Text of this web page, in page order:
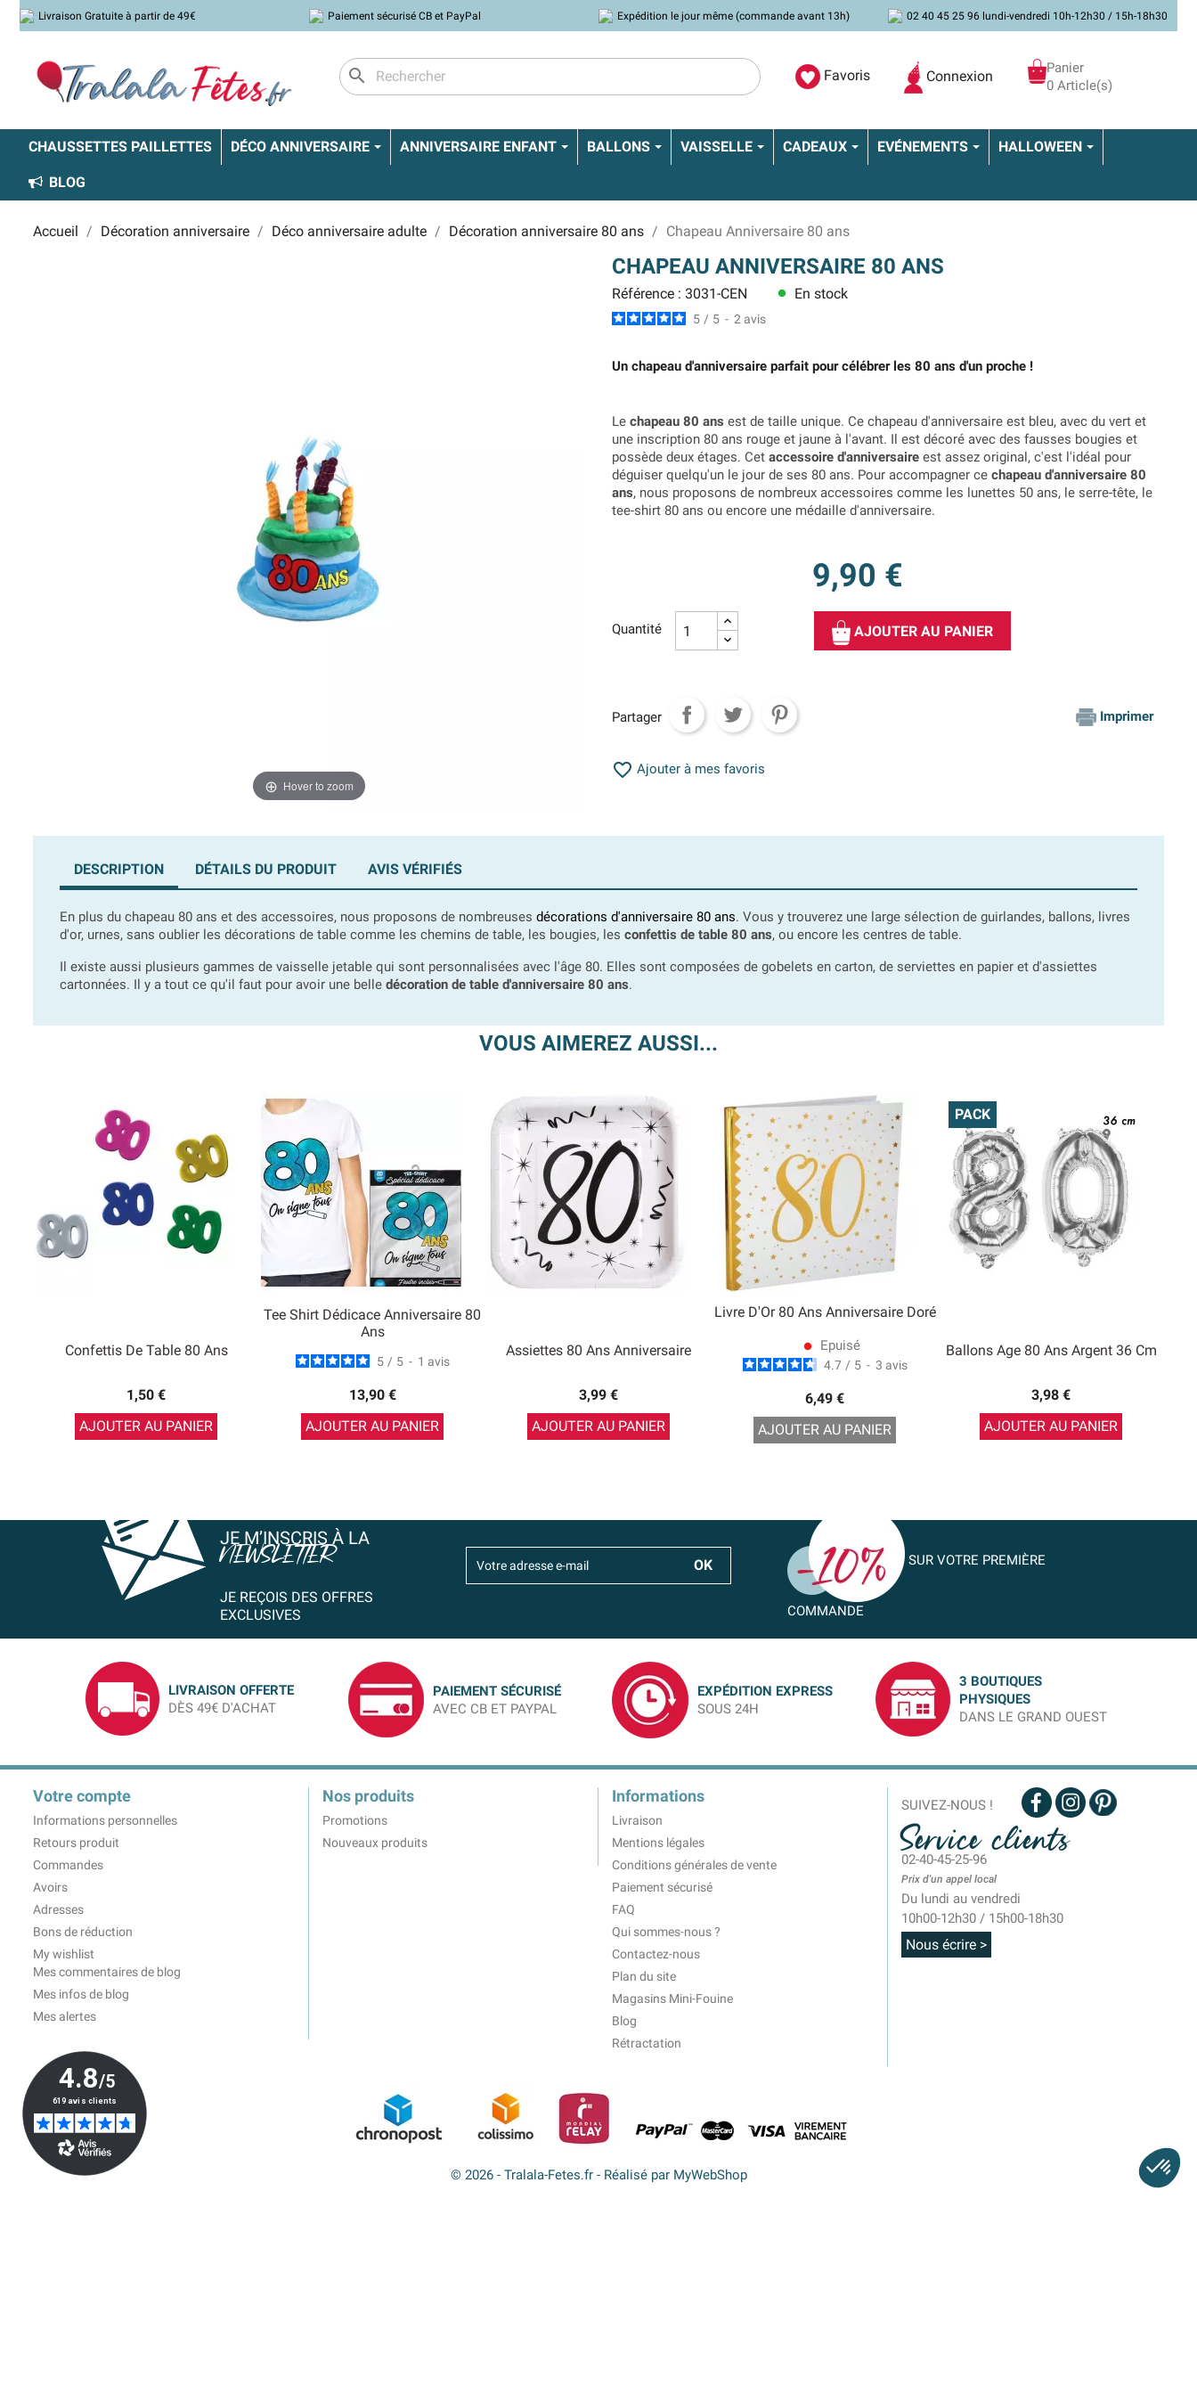
Livraison Gratuite à partir de 49€ Paiement sécurisé CB et PayPal Expédition le jour même (commande avant 13h) 02 40 45 25 96 lundi-vendredi 10h-12h30 / 15h-18h30
search Favoris Connexion
Panier
0 Article(s)
CHAUSSETTES PAILLETTES DÉCO ANNIVERSAIRE ANNIVERSAIRE ENFANT BALLONS VAISSELLE CADEAUX EVÉNEMENTS HALLOWEEN
BLOG
Accueil Décoration anniversaire Déco anniversaire adulte Décoration anniversaire 80 ans Chapeau Anniversaire 80 ans
Hover to zoom
CHAPEAU ANNIVERSAIRE 80 ANS
Référence : 3031-CEN lens En stock
5 / 5 - 2 avis
Un chapeau d'anniversaire parfait pour célébrer les 80 ans d'un proche !
Le chapeau 80 ans est de taille unique. Ce chapeau d'anniversaire est bleu, avec du vert et
une inscription 80 ans rouge et jaune à l'avant. Il est décoré avec des fausses bougies et
possède deux étages. Cet accessoire d'anniversaire est assez original, c'est l'idéal pour
déguiser quelqu'un le jour de ses 80 ans. Pour accompagner ce chapeau d'anniversaire 80
ans, nous proposons de nombreux accessoires comme les lunettes 50 ans, le serre-tête, le
tee-shirt 80 ans ou encore une médaille d'anniversaire.
9,90 €
Quantité AJOUTER AU PANIER
Partager Imprimer
 Ajouter à mes favoris
DESCRIPTION DÉTAILS DU PRODUIT AVIS VÉRIFIÉS
En plus du chapeau 80 ans et des accessoires, nous proposons de nombreuses décorations d'anniversaire 80 ans. Vous y trouverez une large sélection de guirlandes, ballons, livres
d'or, urnes, sans oublier les décorations de table comme les chemins de table, les bougies, les confettis de table 80 ans, ou encore les centres de table.
Il existe aussi plusieurs gammes de vaisselle jetable qui sont personnalisées avec l'âge 80. Elles sont composées de gobelets en carton, de serviettes en papier et d'assiettes
cartonnées. Il y a tout ce qu'il faut pour avoir une belle décoration de table d'anniversaire 80 ans.
VOUS AIMEREZ AUSSI...
Confettis De Table 80 Ans
1,50 €
AJOUTER AU PANIER
Tee Shirt Dédicace Anniversaire 80
Ans
5 / 5 - 1 avis
13,90 €
AJOUTER AU PANIER
Assiettes 80 Ans Anniversaire
3,99 €
AJOUTER AU PANIER
Livre D'Or 80 Ans Anniversaire Doré
lens Epuisé
4.7 / 5 - 3 avis
6,49 €
AJOUTER AU PANIER
Ballons Age 80 Ans Argent 36 Cm
3,98 €
AJOUTER AU PANIER
PACK
JE M’INSCRIS À LA
NEWSLETTER
JE REÇOIS DES OFFRES
EXCLUSIVES
SUR VOTRE PREMIÈRE
COMMANDE
LIVRAISON OFFERTE
DÈS 49€ D'ACHAT
PAIEMENT SÉCURISÉ
AVEC CB ET PAYPAL
EXPÉDITION EXPRESS
SOUS 24H
3 BOUTIQUES
PHYSIQUES
DANS LE GRAND OUEST
Votre compte
Informations personnelles
Retours produit
Commandes
Avoirs
Adresses
Bons de réduction
My wishlist
Mes commentaires de blog
Mes infos de blog
Mes alertes
Nos produits
Promotions
Nouveaux produits
Informations
Livraison
Mentions légales
Conditions générales de vente
Paiement sécurisé
FAQ
Qui sommes-nous ?
Contactez-nous
Plan du site
Magasins Mini-Fouine
Blog
Rétractation
SUIVEZ-NOUS !
Service clients
02-40-45-25-96
Prix d'un appel local
Du lundi au vendredi
10h00-12h30 / 15h00-18h30
Nous écrire >
© 2026 - Tralala-Fetes.fr - Réalisé par MyWebShop